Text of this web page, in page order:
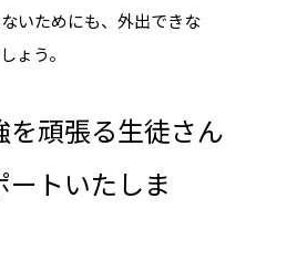
いためにも、外出できな
ょう。
を頑張る生徒さん
トいたしま